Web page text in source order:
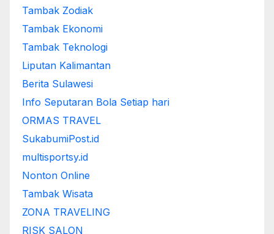
Tambak Zodiak
Tambak Ekonomi
Tambak Teknologi
Liputan Kalimantan
Berita Sulawesi
Info Seputaran Bola Setiap hari
ORMAS TRAVEL
SukabumiPost.id
multisportsy.id
Nonton Online
Tambak Wisata
ZONA TRAVELING
RISK SALON